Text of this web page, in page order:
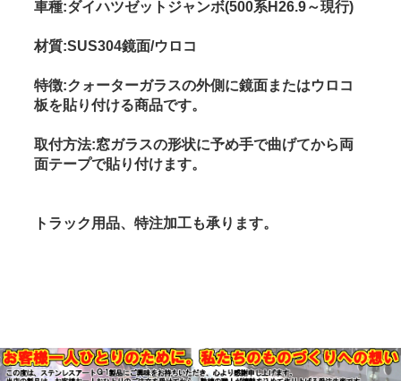
車種:ダイハツゼットジャンボ(500系H26.9～現行)
材質:SUS304鏡面/ウロコ
特徴:クォーターガラスの外側に鏡面またはウロコ
板を貼り付ける商品です。
取付方法:窓ガラスの形状に予め手で曲げてから両
面テープで貼り付けます。
トラック用品、特注加工も承ります。